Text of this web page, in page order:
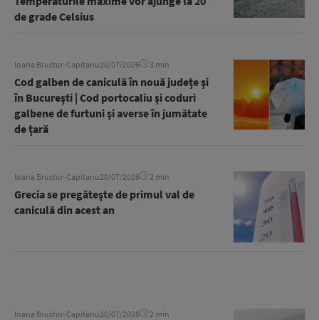
de grade Celsius
Ioana Brustur-Capitanu20/07/2026 3 min
Cod galben de caniculă în nouă judeţe şi
în Bucureşti | Cod portocaliu şi coduri
galbene de furtuni şi averse în jumătate
de ţară
Ioana Brustur-Capitanu20/07/2026 2 min
Grecia se pregăteşte de primul val de
caniculă din acest an
Ioana Brustur-Capitanu20/07/2026 2 min